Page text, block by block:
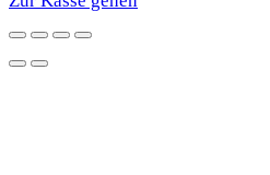
Warenkorb